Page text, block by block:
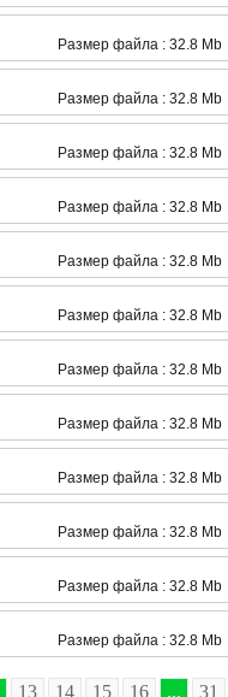
Размер файла : 32.8 Mb
Размер файла : 32.8 Mb
Размер файла : 32.8 Mb
Размер файла : 32.8 Mb
Размер файла : 32.8 Mb
Размер файла : 32.8 Mb
Размер файла : 32.8 Mb
Размер файла : 32.8 Mb
Размер файла : 32.8 Mb
Размер файла : 32.8 Mb
Размер файла : 32.8 Mb
Размер файла : 32.8 Mb
13 14 15 16 ... 31